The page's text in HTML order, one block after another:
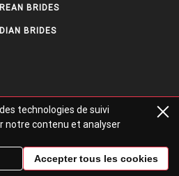
BRIDES
BRIDES
BRIDES
BRIDES
technologies de suivi
notre contenu et analyser
Accepter tous les cookies